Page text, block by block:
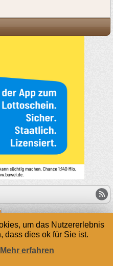
um das Nutzererlebnis
dass dies ok für Sie ist.
Mehr erfahren